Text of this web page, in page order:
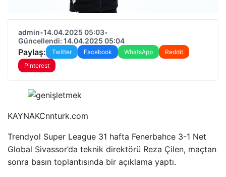
admin•14.04.2025 05:03•
Güncellendi: 14.04.2025 05:04
Paylaş: Twitter Facebook WhatsApp
Reddit
Pinterest
KAYNAKCnnturk.com
Trendyol Super League 31 hafta Fenerbahce 3-1 Net
Global Sivassor’da teknik direktörü Reza Çilen, maçtan
sonra basın toplantısında bir açıklama yaptı.